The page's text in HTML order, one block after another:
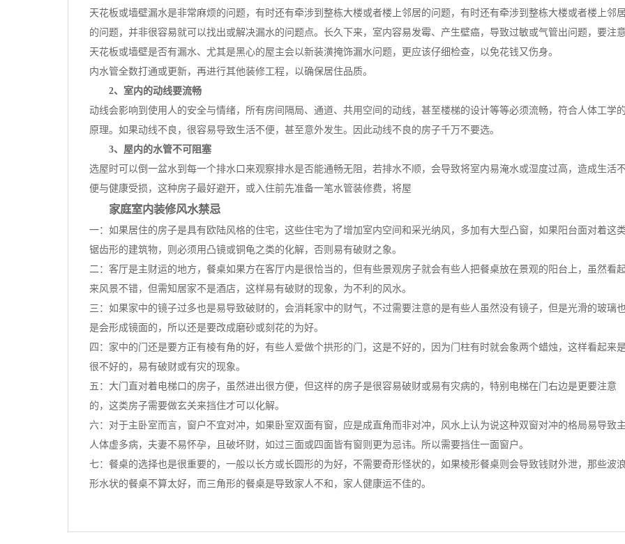
天花板或墙壁漏水是非常麻烦的问题，有时还有牵涉到整栋大楼或者楼上邻居的问题，有时还有牵涉到整栋大楼或者楼上邻居
的问题，并非很容易就可以找出或解决漏水的问题点。长久下来，室内容易发霉、产生壁癌，导致过敏或气管出问题，要注意
天花板或墙壁是否有漏水、尤其是黑心的屋主会以新装潢掩饰漏水问题，更应该仔细检查，以免花钱又伤身。
内水管全数打通或更新，再进行其他装修工程，以确保居住品质。
2、室内的动线要流畅
动线会影响到使用人的安全与情绪，所有房间隔局、通道、共用空间的动线，甚至楼梯的设计等等必须流畅，符合人体工学的
原理。如果动线不良，很容易导致生活不便，甚至意外发生。因此动线不良的房子千万不要选。
3、屋内的水管不可阻塞
选屋时可以倒一盆水到每一个排水口来观察排水是否能通畅无阻，若排水不顺，会导致将室内易淹水或湿度过高，造成生活
便与健康受损，这种房子最好避开，或入住前先准备一笔水管装修费，将屋
家庭室内装修风水禁忌
一：如果居住的房子是具有欧陆风格的住宅，这些住宅为了增加室内空间和采光纳风，多加有大型凸窗，如果阳台面对着这类
锯齿形的建筑物，则必须用凸镜或铜龟之类的化解，否则易有破财之象。
二：客厅是主财运的地方，餐桌如果方在客厅内是很恰当的，但有些景观房子就会有些人把餐桌放在景观的阳台上，虽然看
来风景不错，但需知居家不是酒店，这样易有破财的现象，为不利的风水。
三：如果家中的镜子过多也是易导致破财的，会消耗家中的财气，不过需要注意的是有些人虽然没有镜子，但是光滑的玻璃
是会形成镜面的，所以还是要改成磨砂或刻花的为好。
四：家中的门还是要方正有棱有角的好，有些人爱做个拱形的门，这是不好的，因为门柱有时就会象两个蜡烛，这样看起来
很不好的，易有破财或有灾的现象。
五：大门直对着电梯口的房子，虽然进出很方便，但这样的房子是很容易破财或易有灾病的，特别电梯在门右边是更要注意
的，这类房子需要做玄关来挡住才可以化解。
六：对于主卧室而言，窗户不宜对冲，如果卧室双面有窗，应是成直角而非对冲，风水上认为说这种双窗对冲的格局易导致主
人体虚多病，夫妻不易怀孕，且破坏财，如过三面或四面皆有窗则更为忌讳。所以需要挡住一面窗户。
七：餐桌的选择也是很重要的，一般以长方或长圆形的为好，不需要奇形怪状的，如果棱形餐桌则会导致钱财外泄，那些波浪
形水状的餐桌不算太好，而三角形的餐桌是导致家人不和，家人健康运不佳的。